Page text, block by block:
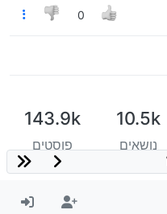
0
10.5k
נושאים
143.9k
פוסטים